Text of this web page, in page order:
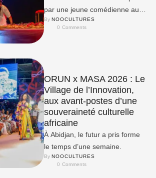
par une jeune comédienne au
bord du précipice.
By NOOCULTURES
0 Comments
ORUN x MASA 2026 : Le
Village de l’Innovation,
aux avant-postes d’une
souveraineté culturelle
africaine
À Abidjan, le futur a pris forme
le temps d’une semaine.
By NOOCULTURES
0 Comments